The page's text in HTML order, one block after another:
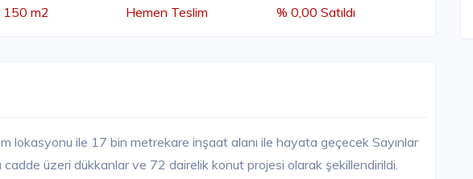
m2
Hemen Teslim
% 0,00 Satıldı
lokasyonu ile 17 bin metrekare inşaat alanı ile hayata geçecek Sayınlar
cadde üzeri dükkanlar ve 72 dairelik konut projesi olarak şekillendirildi.